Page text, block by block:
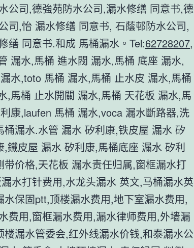
公司,德強苑防水公司,漏水修缮 同意书,德
司,怡 漏水修缮 同意书, 石蔭邨防水公司,
缮 同意书.和成 馬桶漏水。Tel:62728207,
漏水,馬桶 進水閥 漏水,馬桶 底座 漏水,
水,toto 馬桶 漏水,馬桶 止水皮 漏水,馬桶
,馬桶 止水開關 漏水,馬桶 天花板 漏水,馬
康,laufen 馬桶 漏水,voca 漏水斷路器,洗
漏水.水管 漏水 矽利康,铁皮屋 漏水 矽
鐵皮屋 漏水 矽利康,馬桶底座 漏水 矽利
价格,天花板 漏水责任归属,窗框漏水打
水打针费用,水龙头漏水 英文,马桶漏水英
保固ptt,顶楼漏水费用,地下室漏水费用,
费用,窗框漏水费用,漏水律师费用,外墙漏
漏水管委会,红外线漏水价钱,和泰漏水公